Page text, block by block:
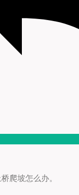
爬坡怎么办。